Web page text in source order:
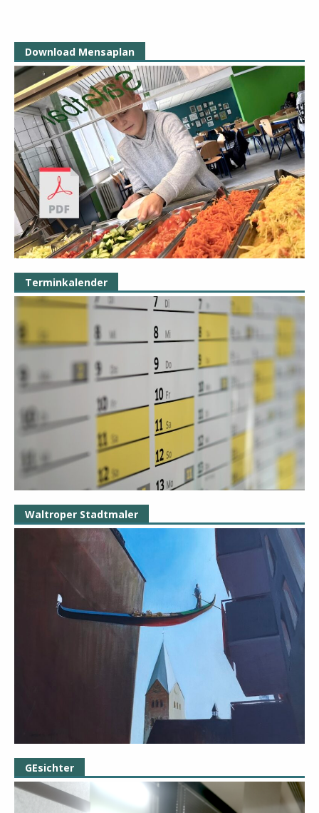
Download Mensaplan
Terminkalender
Waltroper Stadtmaler
GEsichter